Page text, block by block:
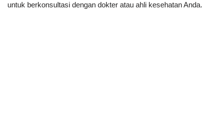
untuk berkonsultasi dengan dokter atau ahli kesehatan Anda.